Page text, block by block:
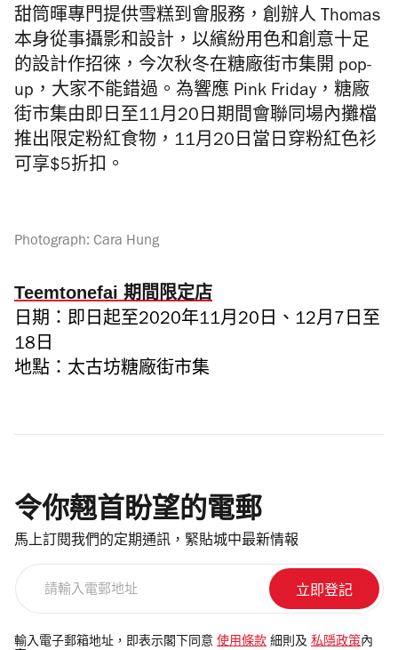
甜筒暉專門提供雪糕到會服務，創辦人 Thomas
本身從事攝影和設計，以繽紛用色和創意十足
的設計作招徠，今次秋冬在糖廠街市集開 pop-
up，大家不能錯過。為響應 Pink Friday，糖廠
街市集由即日至11月20日期間會聯同場內攤檔
推出限定粉紅食物，11月20日當日穿粉紅色衫
可享$5折扣。
Photograph: Cara Hung
Teemtonefai 期間限定店
日期：即日起至2020年11月20日、12月7日至
18日
地點：太古坊糖廠街市集
令你翹首盼望的電郵
馬上訂閱我們的定期通訊，緊貼城中最新情報
電
輸入電子郵箱地址，即表示閣下同意 使用條款 細則及 私隱政策 內